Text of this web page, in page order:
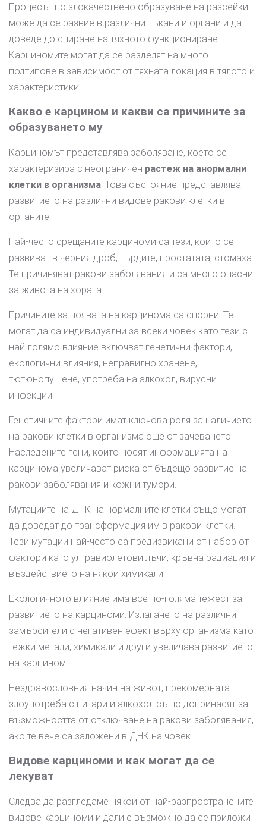
Процесът по злокачествено образуване на разсейки
може да се развие в различни тъкани и органи и да
доведе до спиране на тяхното функциониране.
Карциномите могат да се разделят на много
подтипове в зависимост от тяхната локация в тялото и
характеристики.
Какво е карцином и какви са причините за
образуването му
Карциномът представлява заболяване, което се
характеризира с неограничен растеж на анормални
клетки в организма. Това състояние представлява
развитието на различни видове ракови клетки в
органите.
Най-често срещаните карциноми са тези, които се
развиват в черния дроб, гърдите, простатата, стомаха.
Те причиняват ракови заболявания и са много опасни
за живота на хората.
Причините за появата на карцинома са спорни. Те
могат да са индивидуални за всеки човек като тези с
най-голямо влияние включват генетични фактори,
екологични влияния, неправилно хранене,
тютюнопушене, употреба на алкохол, вирусни
инфекции.
Генетичните фактори имат ключова роля за наличието
на ракови клетки в организма още от зачеването.
Наследените гени, които носят информацията на
карцинома увеличават риска от бъдещо развитие на
ракови заболявания и кожни тумори.
Мутациите на ДНК на нормалните клетки също могат
да доведат до трансформация им в ракови клетки.
Тези мутации най-често са предизвикани от набор от
фактори като ултравиолетови лъчи, кръвна радиация и
въздействието на някои химикали.
Екологичното влияние има все по-голяма тежест за
развитието на карциноми. Излагането на различни
замърсители с негативен ефект върху организма като
тежки метали, химикали и други увеличава развитието
на карцином.
Нездравословния начин на живот, прекомерната
злоупотреба с цигари и алкохол също допринасят за
възможността от отключване на ракови заболявания,
ако те вече са заложени в ДНК на човек.
Видове карциноми и как могат да се
лекуват
Следва да разгледаме някои от най-разпространените
видове карциноми и дали е възможно да се приложи